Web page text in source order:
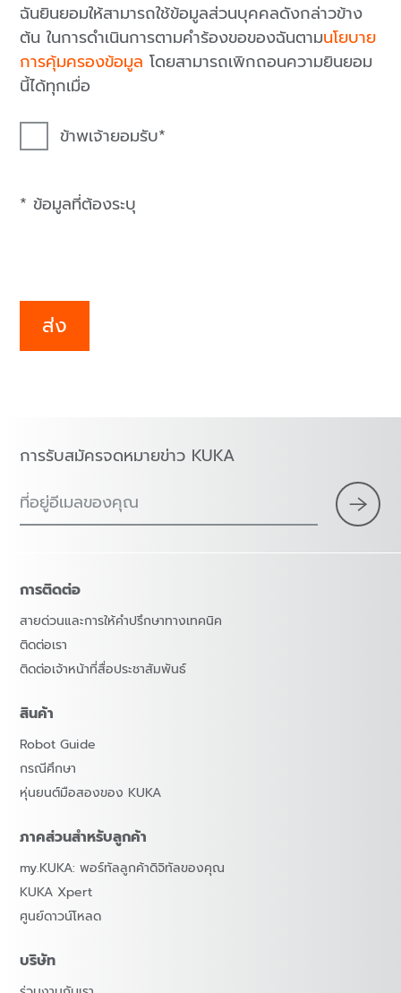
ฉันยินยอมให้สามารถใช้ข้อมูลส่วนบุคคลดังกล่าวข้าง
ต้น ในการดำเนินการตามคำร้องขอของฉันตามนโยบาย
การคุ้มครองข้อมูล โดยสามารถเพิกถอนความยินยอม
นี้ได้ทุกเมื่อ
ข้าพเจ้ายอมรับ
* ข้อมูลที่ต้องระบุ
ส่ง
การรับสมัครจดหมายข่าว KUKA
ที่อยู่อีเมลของคุณ
การติดต่อ
สายด่วนและการให้คำปรึกษาทางเทคนิค
ติดต่อเรา
ติดต่อเจ้าหน้าที่สื่อประชาสัมพันธ์
สินค้า
Robot Guide
กรณีศึกษา
หุ่นยนต์มือสองของ KUKA
ภาคส่วนสำหรับลูกค้า
my.KUKA: พอร์ทัลลูกค้าดิจิทัลของคุณ
KUKA Xpert
ศูนย์ดาวน์โหลด
บริษัท